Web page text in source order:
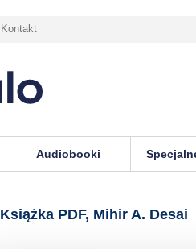
Kontakt
Audiobooki
Książka PDF, Mihir A. Desai